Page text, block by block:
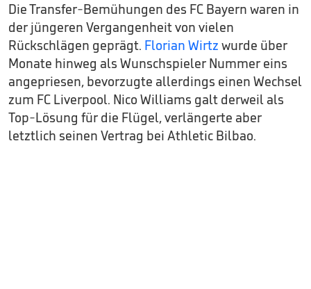
Die Transfer-Bemühungen des FC Bayern waren in
der jüngeren Vergangenheit von vielen
Rückschlägen geprägt. Florian Wirtz wurde über
Monate hinweg als Wunschspieler Nummer eins
angepriesen, bevorzugte allerdings einen Wechsel
zum FC Liverpool. Nico Williams galt derweil als
Top-Lösung für die Flügel, verlängerte aber
letztlich seinen Vertrag bei Athletic Bilbao.